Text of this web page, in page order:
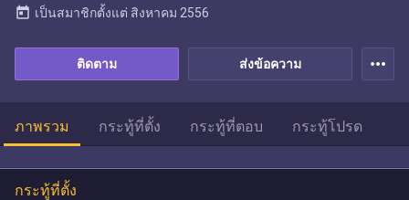
ส่งข้อความ
ติดตาม
today เป็นสมาชิกตั้งแต่ สิงหาคม 2556
more_horiz
ภาพรวม กระทู้ที่ตั้ง กระทู้ที่ตอบ กระทู้โปรด
กระทู้ที่ตั้ง